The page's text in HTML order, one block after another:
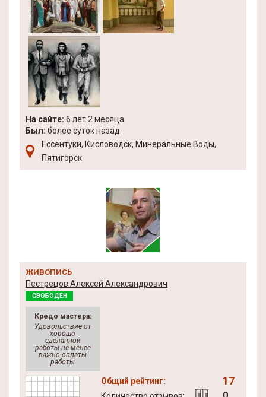
На сайте: 6 лет 2 месяца
Был: более суток назад
Ессентуки, Кисловодск, Минеральные Воды,
Пятигорск
ЖИВОПИСЬ
Пестрецов Алексей Александрович
СВОБОДЕН
Кредо мастера:
Удовольствие от
хорошо
сделанной
работы не менее
важно оплаты
работы
Общий рейтинг: 17